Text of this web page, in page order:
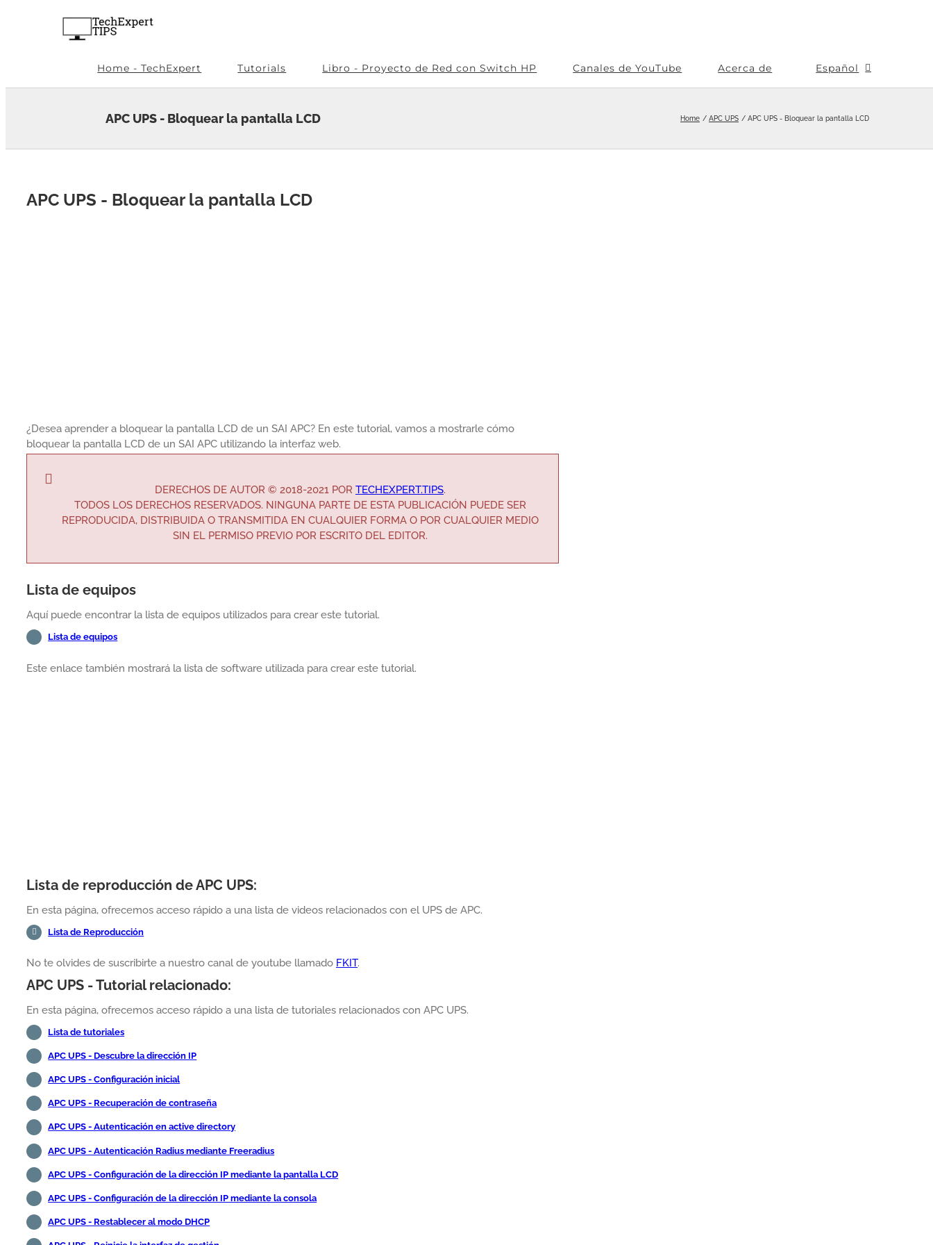
Home - TechExpert
Tutorials Libro - Proyecto de Red con Switch HP Canales de YouTube Acerca de Español
APC UPS - Bloquear la pantalla LCD Home APC UPS APC UPS - Bloquear la pantalla LCD
APC UPS - Bloquear la pantalla LCD
¿Desea aprender a bloquear la pantalla LCD de un SAI APC? En este tutorial, vamos a mostrarle cómo
bloquear la pantalla LCD de un SAI APC utilizando la interfaz web.
DERECHOS DE AUTOR © 2018-2021 POR TECHEXPERT.TIPS.
TODOS LOS DERECHOS RESERVADOS. NINGUNA PARTE DE ESTA PUBLICACIÓN PUEDE SER
REPRODUCIDA, DISTRIBUIDA O TRANSMITIDA EN CUALQUIER FORMA O POR CUALQUIER MEDIO
SIN EL PERMISO PREVIO POR ESCRITO DEL EDITOR.
Lista de equipos
Aquí puede encontrar la lista de equipos utilizados para crear este tutorial.
Lista de equipos
Este enlace también mostrará la lista de software utilizada para crear este tutorial.
Lista de reproducción de APC UPS:
En esta página, ofrecemos acceso rápido a una lista de videos relacionados con el UPS de APC.
Lista de Reproducción
No te olvides de suscribirte a nuestro canal de youtube llamado FKIT.
APC UPS - Tutorial relacionado:
En esta página, ofrecemos acceso rápido a una lista de tutoriales relacionados con APC UPS.
Lista de tutoriales
APC UPS - Descubre la dirección IP
APC UPS - Configuración inicial
APC UPS - Recuperación de contraseña
APC UPS - Autenticación en active directory
APC UPS - Autenticación Radius mediante Freeradius
APC UPS - Configuración de la dirección IP mediante la pantalla LCD
APC UPS - Configuración de la dirección IP mediante la consola
APC UPS - Restablecer al modo DHCP